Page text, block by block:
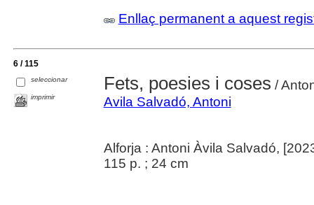
Enllaç permanent a aquest
6 / 115
seleccionar
imprimir
Fets, poesies i coses /
Avila Salvadó, Antoni
Alforja : Antoni Àvila Salvadó,
115 p. ; 24 cm